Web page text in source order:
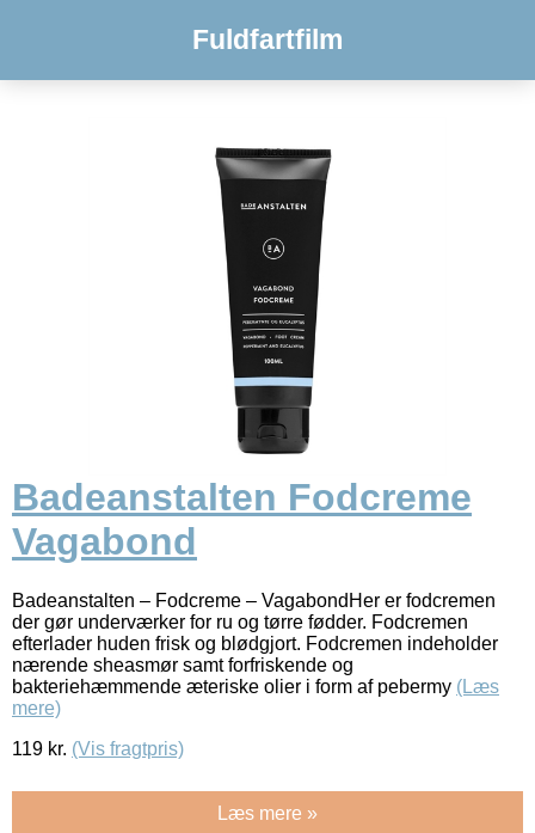
Fuldfartfilm
Badeanstalten Fodcreme
Vagabond
Badeanstalten – Fodcreme – VagabondHer er fodcremen
der gør underværker for ru og tørre fødder. Fodcremen
efterlader huden frisk og blødgjort. Fodcremen indeholder
nærende sheasmør samt forfriskende og
bakteriehæmmende æteriske olier i form af pebermy (Læs
mere)
119 kr. (Vis fragtpris)
Læs mere »